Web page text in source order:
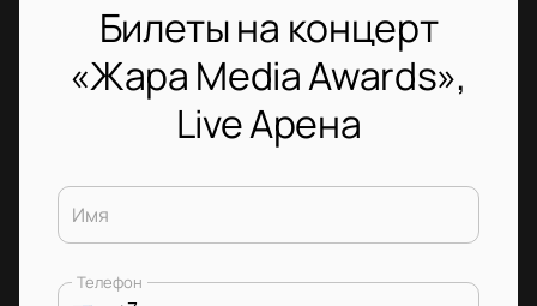
Билеты на концерт
«Жара Media Awards»,
Live Арена
Имя
Телефон